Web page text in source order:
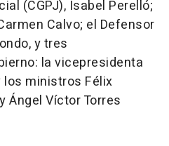
(CGPJ), Isabel Perelló;
Calvo; el Defensor
y tres
la vicepresidenta
ministros Félix
Ángel Víctor Torres